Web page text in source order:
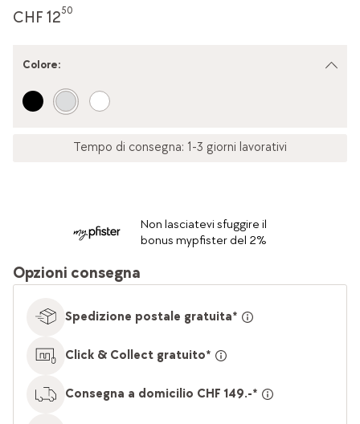
CHF 1250
Colore:
Tempo di consegna: 1-3 giorni lavorativi
Non lasciatevi sfuggire il
bonus mypfister del 2%
Opzioni consegna
Spedizione postale gratuita*
Click & Collect gratuito*
Consegna a domicilio CHF 149.-*